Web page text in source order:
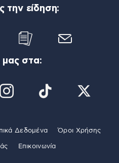
την είδηση:
μας στα:
Δεδομένα Όροι Χρήσης
Επικοινωνία